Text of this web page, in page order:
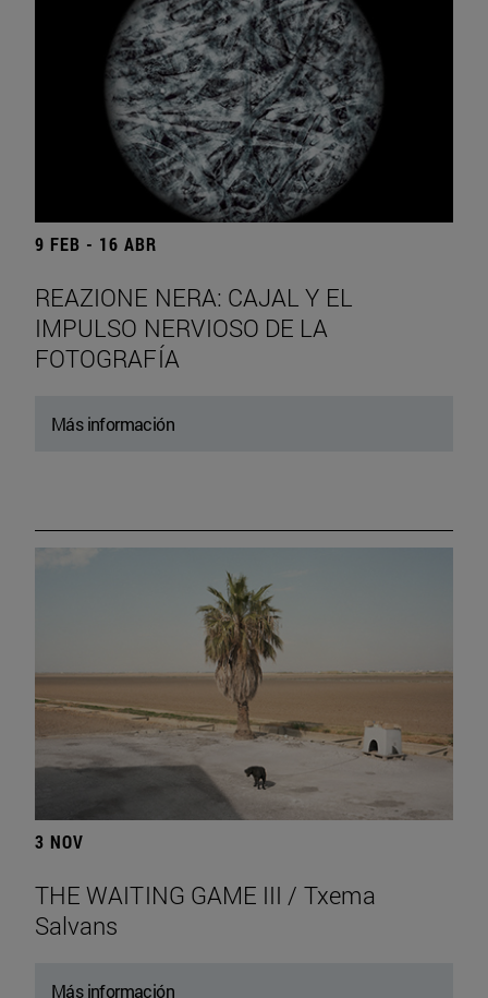
9 FEB - 16 ABR
REAZIONE NERA: CAJAL Y EL
IMPULSO NERVIOSO DE LA
FOTOGRAFÍA
Más información
3 NOV
THE WAITING GAME III / Txema
Salvans
Más información